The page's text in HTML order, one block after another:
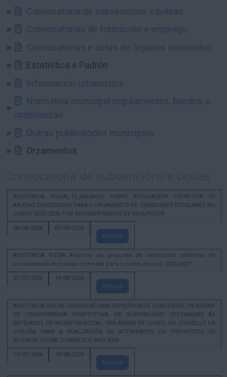
Convocatoria de subvencións e bolsas
Convocatorias de formación e emprego
Convocatorias e actas de órganos colexiados
Estatística e Padrón
Información urbanística
Normativa municipal:regulamentos, bandos e
ordenanzas
Outras publicacións municipais
Orzamentos
Convocatoria de subvencións e bolsas
ASISTENCIA SOCIAL.15_ANUNCIO SOBRE REVOGACIÓN DEFINITIVA DE
AXUDAS CONCEDIDAS PARA O PAGAMENTO DE COMEDORES ESCOLARES NO
CURSO 2025/2026 POR INCUMPRIMENTO DE REQUISITOS
06/08/2026
07/09/2026
Amosar
ASISTENCIA SOCIAL.Anuncio da proposta de resolución definitiva dá
convocatoria de bolsas comedor para o curso escolar 2026/2027.
31/07/2026
14/08/2026
Amosar
ASISTENCIA SOCIAL CONVOCATORIA ESPECÍFICA DE CONCESIÓN, EN RÉXIME
DE CONCORRENCIA COMPETITIVA, DE SUBVENCIÓNS DESTINADAS ÁS
ENTIDADES DE INICIATIVA SOCIAL, SEN ÁNIMO DE LUCRO, DO CONCELLO DA
CORUÑA PARA A REALIZACIÓN DE ACTIVIDADES OU PROXECTOS DE
INTERESE SOCIAL DURANTE O ANO 2026
10/07/2026
10/08/2026
Amosar